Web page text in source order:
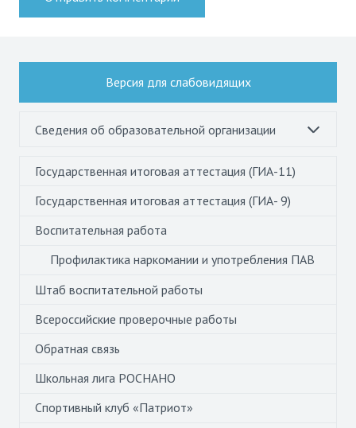
Версия для слабовидящих
Сведения об образовательной организации
Государственная итоговая аттестация (ГИА-11)
Государственная итоговая аттестация (ГИА- 9)
Воспитательная работа
Профилактика наркомании и употребления ПАВ
Штаб воспитательной работы
Всероссийские проверочные работы
Обратная связь
Школьная лига РОСНАНО
Спортивный клуб «Патриот»